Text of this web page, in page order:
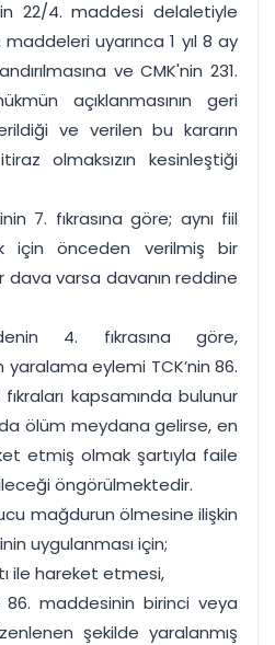
22/4. maddesi delaletiyle
maddeleri uyarınca 1 yıl 8 ay
ve CMK'nin 231.
açıklanmasının geri
ve verilen bu kararın
olmaksızın kesinleştiği
7. fıkrasına göre; aynı fiil
için önceden verilmiş bir
dava varsa davanın reddine
4. fıkrasına göre,
eylemi TCK’nin 86.
kapsamında bulunur
ölüm meydana gelirse, en
etmiş olmak şartıyla faile
öngörülmektedir.
mağdurun ölmesine ilişkin
uygulanması için;
ile hareket etmesi,
86. maddesinin birinci veya
şekilde yaralanmış